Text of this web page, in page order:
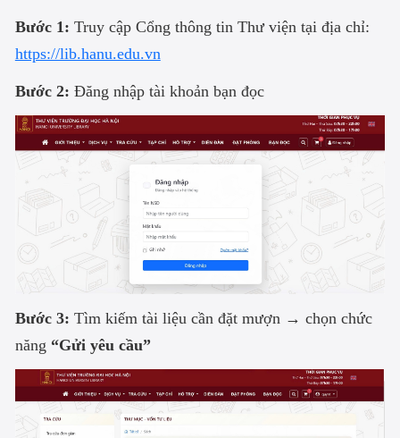
Bước 1: Truy cập Cổng thông tin Thư viện tại địa chỉ:
https://lib.hanu.edu.vn
Bước 2: Đăng nhập tài khoản bạn đọc
Bước 3: Tìm kiếm tài liệu cần đặt mượn → chọn chức
năng “Gửi yêu cầu”